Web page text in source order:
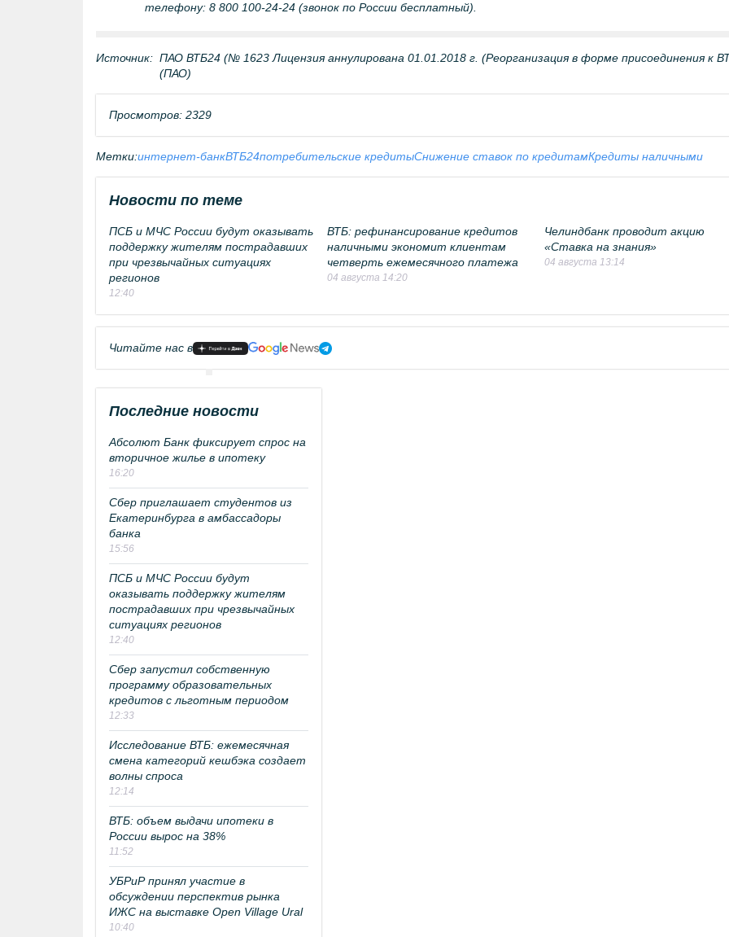
телефону: 8 800 100-24-24 (звонок по России бесплатный).
Источник: ПАО ВТБ24 (№ 1623 Лицензия аннулирована 01.01.2018 г. (Реорганизация в форме присоединения к
(ПАО)
Просмотров: 2329
Метки:интернет-банкВТБ24потребительские кредитыСнижение ставок по кредитамКредиты наличными
Новости по теме
ПСБ и МЧС России будут оказывать
поддержку жителям пострадавших
при чрезвычайных ситуациях
регионов
12:40
ВТБ: рефинансирование кредитов
наличными экономит клиентам
четверть ежемесячного платежа
04 августа 14:20
Челиндбанк проводит акцию
«Ставка на знания»
04 августа 13:14
Читайте нас в
Последние новости
Абсолют Банк фиксирует спрос на
вторичное жилье в ипотеку
16:20
Сбер приглашает студентов из
Екатеринбурга в амбассадоры
банка
15:56
ПСБ и МЧС России будут
оказывать поддержку жителям
пострадавших при чрезвычайных
ситуациях регионов
12:40
Сбер запустил собственную
программу образовательных
кредитов с льготным периодом
12:33
Исследование ВТБ: ежемесячная
смена категорий кешбэка создает
волны спроса
12:14
ВТБ: объем выдачи ипотеки в
России вырос на 38%
11:52
УБРиР принял участие в
обсуждении перспектив рынка
ИЖС на выставке Open Village Ural
10:40